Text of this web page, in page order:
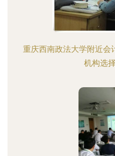
重庆西南政法大学附近会
机构选